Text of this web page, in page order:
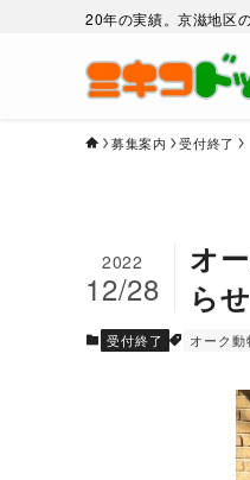
20年の実績。京滋地区
募集案内 受付終了
オ
らせ
2022
12/28
受付終了 オーク動